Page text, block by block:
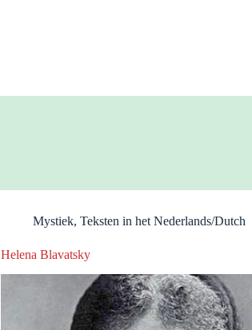
Mystiek, Teksten in het Nederlands/Dutch
Helena Blavatsky